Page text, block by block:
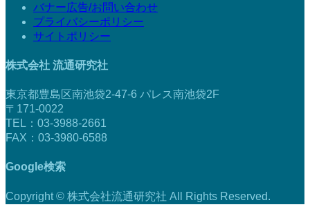
バナー広告/お問い合わせ
プライバシーポリシー
サイトポリシー
株式会社 流通研究社
東京都豊島区南池袋2-47-6 パレス南池袋2F
〒171-0022
TEL：03-3988-2661
FAX：03-3980-6588
Google検索
Copyright © 株式会社流通研究社 All Rights Reserved.